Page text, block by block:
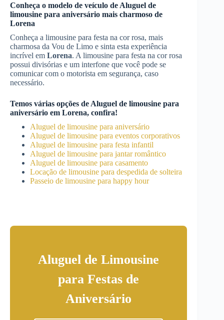
Conheça o modelo de veículo de Aluguel de
limousine para aniversário mais charmoso de
Lorena
Conheça a limousine para festa na cor rosa, mais
charmosa da Vou de Limo e sinta esta experiência
incrível em Lorena. A limousine para festa na cor rosa
possui divisórias e um interfone que você pode se
comunicar com o motorista em segurança, caso
necessário.
Temos várias opções de Aluguel de limousine para
aniversário em Lorena, confira!
Aluguel de limousine para aniversário
Aluguel de limousine para eventos corporativos
Aluguel de limousine para festa infantil
Aluguel de limousine para jantar romântico
Aluguel de limousine para casamento
Locação de limousine para despedida de solteira
Passeio de limousine para happy hour
Aluguel de Limousine
para Festas de
Aniversário